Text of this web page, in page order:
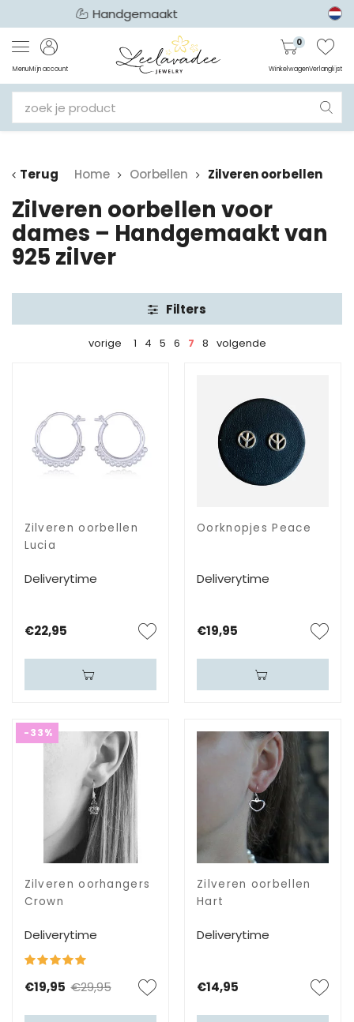
MenuMijn account
0
WinkelwagenVerlanglijst
Terug Home Oorbellen Zilveren oorbellen
Zilveren oorbellen voor
dames – Handgemaakt van
925 zilver
Filters
vorige 1 4 5 6 7 8 volgende
Zilveren oorbellen
Lucia
Deliverytime
€22,95
Oorknopjes Peace
Deliverytime
€19,95
-33%
Zilveren oorhangers
Crown
Deliverytime
€19,95 €29,95
Zilveren oorbellen
Hart
Deliverytime
€14,95